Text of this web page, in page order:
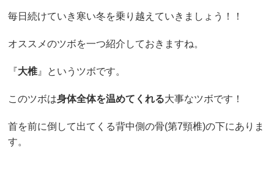
毎日続けていき寒い冬を乗り越えていきましょう！！
オススメのツボを一つ紹介しておきますね。
『大椎 』というツボです。
このツボは身体全体を温めてくれる大事なツボです！
首を前に倒して出てくる背中側の骨(第7頸椎)の下にありま
す。